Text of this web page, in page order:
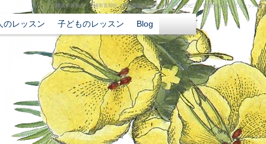
横浜市青葉区・川崎市宮前区・東急田園都市線たまプラーザのピアノ教室/大人のピアノレッスン/
のレッスン 子どものレッスン Blog